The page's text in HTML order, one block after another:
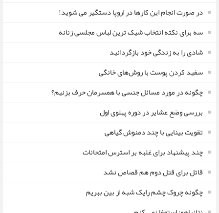
در صورت انجام این کارها در اروپا دستگیر می شوید!
سه برای نکته انتخاب شیک ترین لباس مجلسی زنانه
شادی را به زندگی خود بازگردانید
سفید کردن پوست با روش‌های خانگی
چگونه در مورد مسائل جنسی با همسرمان حرف بزنیم؟
بررسی وضع عشایر در دوره پهلوی اول
تقویت بینایی با چند دمنوش گیاهی
چند پیشنهاد برای غلبه بر استرس امتحانات
قاتل برای قتل دوم هم قصاص نشد
چگونه چروک چشم رایک شبه از بین ببریم